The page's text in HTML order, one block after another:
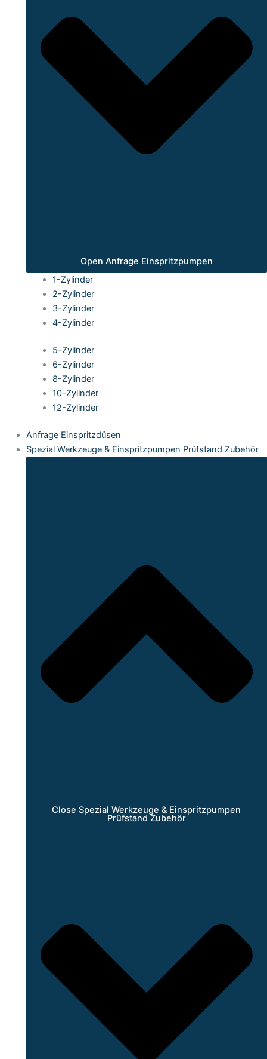
Open Anfrage Einspritzpumpen
1-Zylinder
2-Zylinder
3-Zylinder
4-Zylinder
5-Zylinder
6-Zylinder
8-Zylinder
10-Zylinder
12-Zylinder
Anfrage Einspritzdüsen
Spezial Werkzeuge & Einspritzpumpen Prüfstand Zubehör
Close Spezial Werkzeuge & Einspritzpumpen
Prüfstand Zubehör